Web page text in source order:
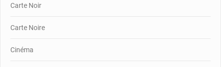
Carte Noir
Carte Noire
Cinéma